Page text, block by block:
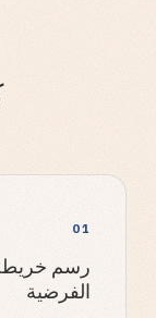
01
رسم
الفرضية